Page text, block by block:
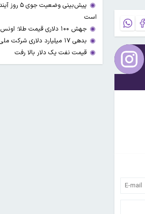
پیش‌بینی
است
جهش ۱۰۰ دلاری قیمت طلا؛ اونس به ۴۳۴۲ دلار رسید
بدهی ۱۷ میلیارد دلاری شرکت ملی نفت به صندوق توسعه ملی
قیمت نفت یک دلار بالا رفت